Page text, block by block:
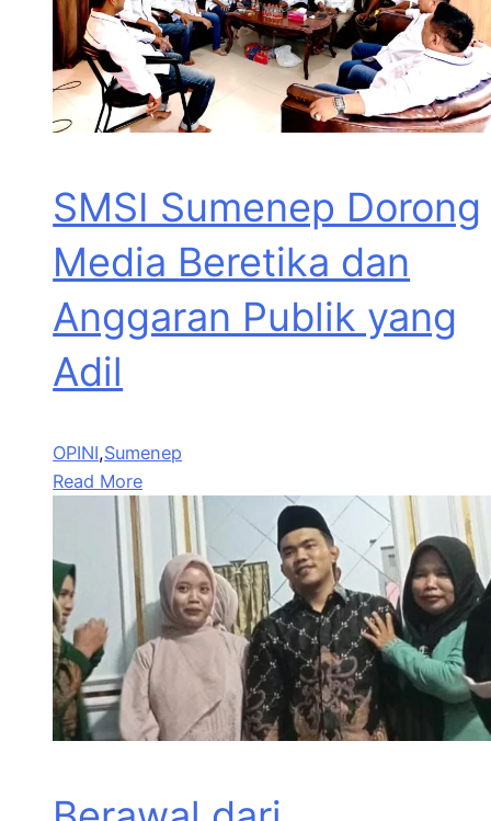
SMSI Sumenep Dorong
Media Beretika dan
Anggaran Publik yang
Adil
OPINI,Sumenep
Read More